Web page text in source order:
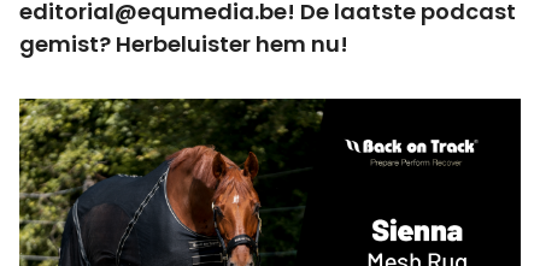
editorial@equmedia.be! De laatste podcast
gemist? Herbeluister hem nu!